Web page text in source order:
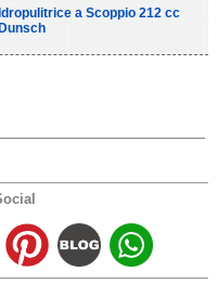
Idropulitrice a Scoppio 212 cc
Dunsch